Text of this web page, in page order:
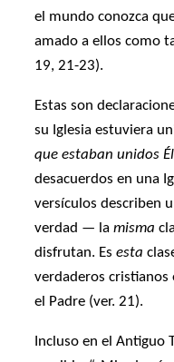
el mundo conozca
amado a ellos como
19, 21-23).
Estas son
su Iglesia estuviera
que estaban unidos
desacuerdos en una
versículos describen
verdad — lamisma
disfrutan. Esesta
verdaderos
el Padre (ver. 21).
Incluso en el Antiguo